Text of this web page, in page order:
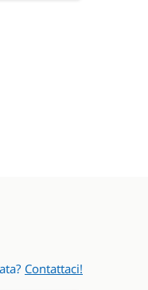
Contattaci!